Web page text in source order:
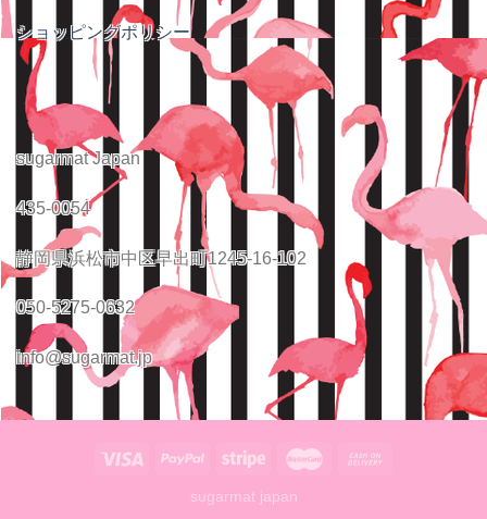
ショッピングポリシー
sugarmat Japan
435-0054
静岡県浜松市中区早出町1245-16-102
050-5275-0632
info@sugarmat.jp
sugarmat japan